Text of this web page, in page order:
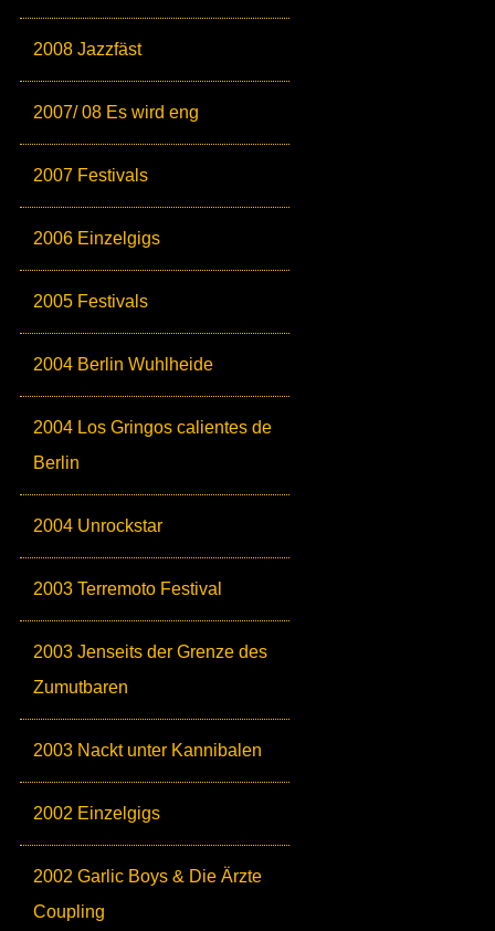
2008 Jazzfäst
2007/ 08 Es wird eng
2007 Festivals
2006 Einzelgigs
2005 Festivals
2004 Berlin Wuhlheide
2004 Los Gringos calientes de
Berlin
2004 Unrockstar
2003 Terremoto Festival
2003 Jenseits der Grenze des
Zumutbaren
2003 Nackt unter Kannibalen
2002 Einzelgigs
2002 Garlic Boys & Die Ärzte
Coupling